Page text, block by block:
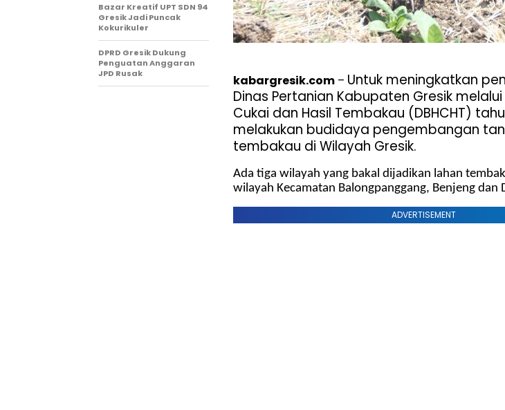
kabargresik.com – Untuk meningkatkan
Dinas Pertanian Kabupaten Gresik
Cukai dan Hasil Tembakau (DBHCHT)
melakukan budidaya pengembangan
tembakau di Wilayah Gresik.
Ada tiga wilayah yang bakal dijadikan lahan
wilayah Kecamatan Balongpanggang, Benjeng dan
ADVERTISEMENT
Bazar Kreatif UPT SDN 94
Gresik Jadi Puncak
Kokurikuler
DPRD Gresik Dukung
Penguatan Anggaran
JPD Rusak